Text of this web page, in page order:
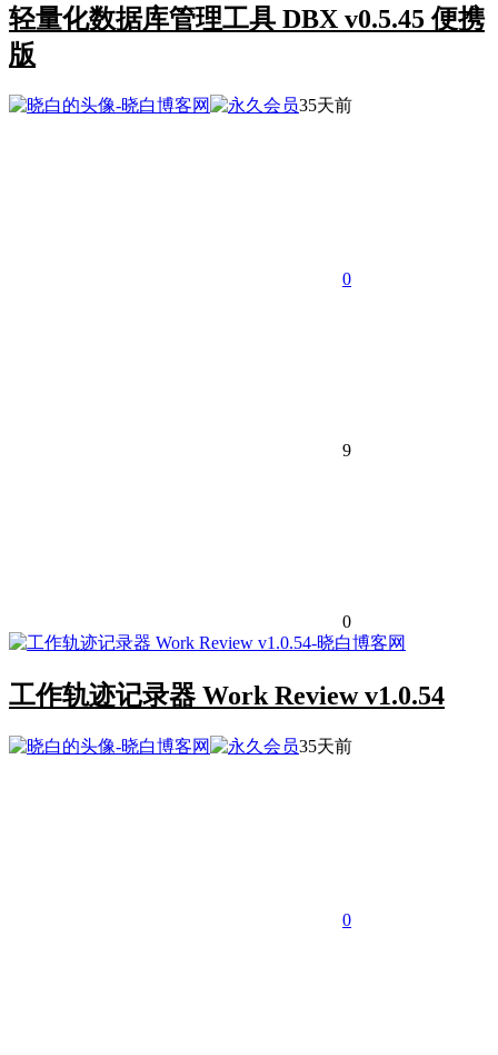
轻量化数据库管理工具 DBX v0.5.45 便携
版
35天前
0
9
0
工作轨迹记录器 Work Review v1.0.54
35天前
0